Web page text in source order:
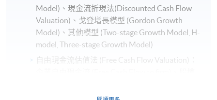
Model)、現金流折現法(Discounted Cash Flow
Valuation)、戈登增長模型 (Gordon Growth
Model)、其他模型 (Two-stage Growth Model, H-
model, Three-stage Growth Model)
自由現金流估值法 (Free Cash Flow Valuation)：
(Terminal Value)、估值模型 (Single-stage